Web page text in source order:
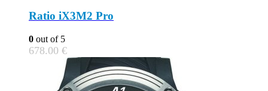
Ratio iX3M2 Pro
0 out of 5
678.00 €